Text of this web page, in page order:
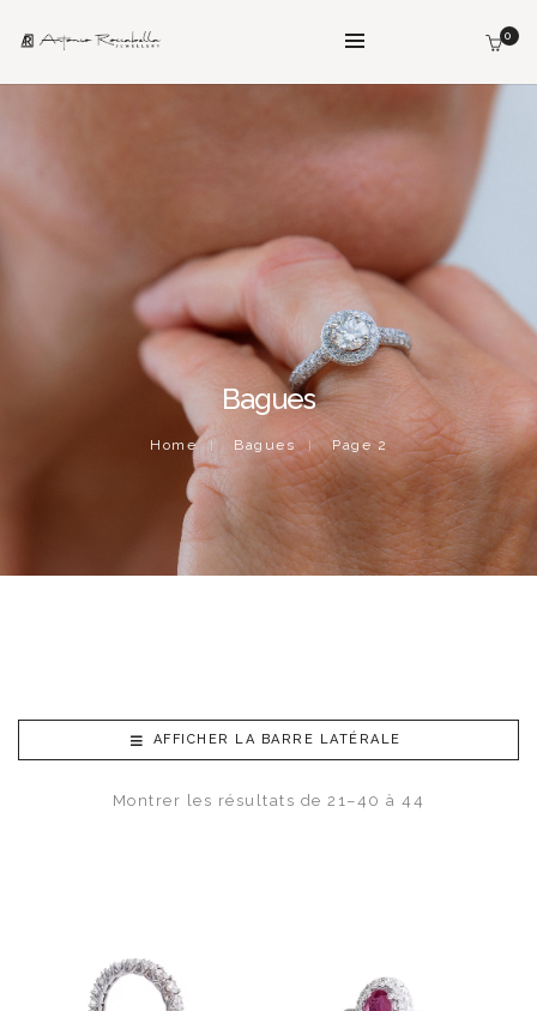
0
Bagues
Home Bagues Page 2
AFFICHER LA BARRE LATÉRALE
Montrer les résultats de 21–40 à 44